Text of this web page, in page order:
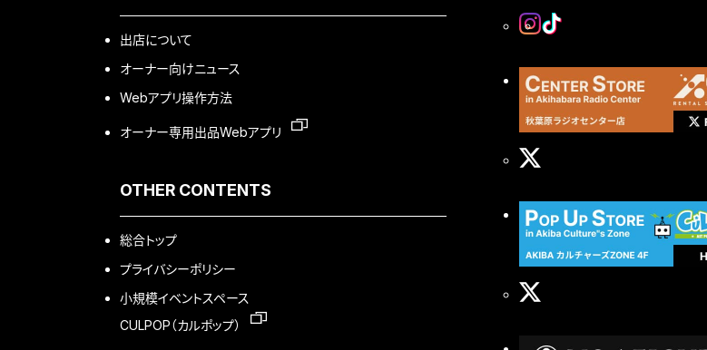
出店について
オーナー向けニュース
Webアプリ操作方法
オーナー専用出品Webアプリ
OTHER CONTENTS
総合トップ
プライバシーポリシー
小規模イベントスペース
CULPOP（カルポップ）